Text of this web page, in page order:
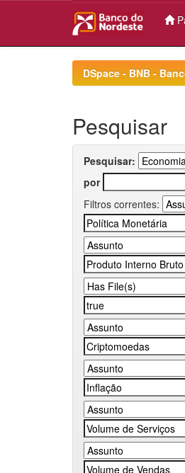
DSpace - BNB -
Pesquisar
Pesquisar:
por
Filtros correntes: